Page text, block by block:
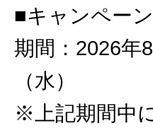
■キャンペー
期間：2026年
（水）
※上記期間中